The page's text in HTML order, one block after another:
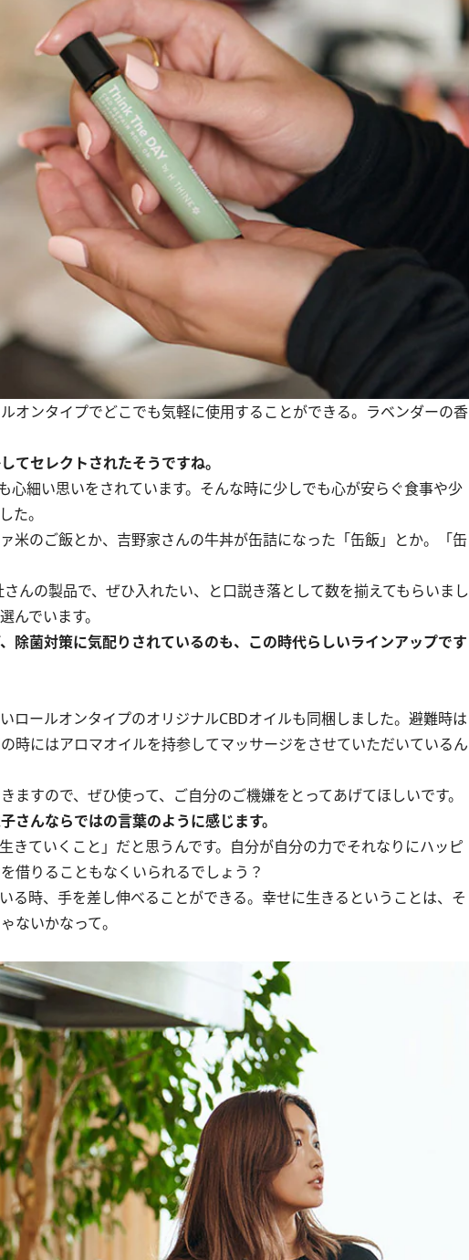
オンタイプでどこでも気軽に使用することができる。ラベンダーの香
セレクトされたそうですね。
細い思いをされています。そんな時に少しでも心が安らぐ食事や少
た。
のご飯とか、吉野家さんの牛丼が缶詰になった「缶飯」とか。「缶
んの製品で、ぜひ入れたい、と口説き落として数を揃えてもらいまし
でいます。
菌対策に気配りされているのも、この時代らしいラインアップです
ールオンタイプのオリジナルCBDオイルも同梱しました。避難時は
時にはアロマオイルを持参してマッサージをさせていただいているん
すので、ぜひ使って、ご自分のご機嫌をとってあげてほしいです。
んならではの言葉のように感じます。
ていくこと」だと思うんです。自分が自分の力でそれなりにハッピ
借りることもなくいられるでしょう？
時、手を差し伸べることができる。幸せに生きるということは、そ
ないかなって。